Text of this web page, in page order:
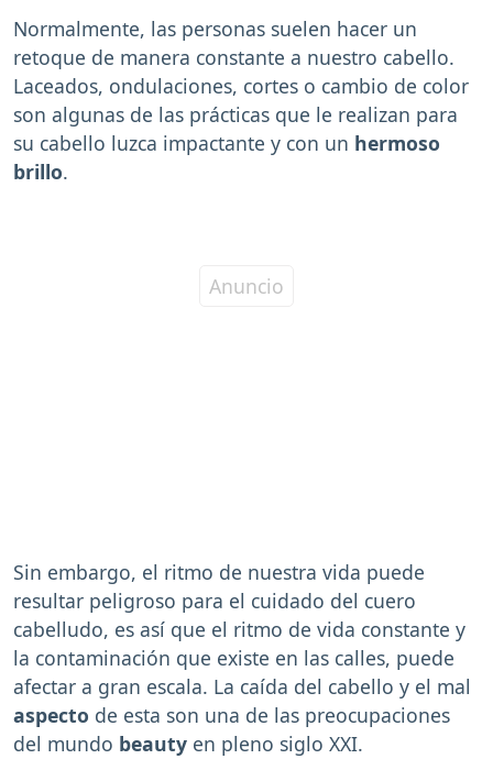
Normalmente, las personas suelen hacer un
retoque de manera constante a nuestro cabello.
Laceados, ondulaciones, cortes o cambio de color
son algunas de las prácticas que le realizan para
su cabello luzca impactante y con un hermoso
brillo.
Sin embargo, el ritmo de nuestra vida puede
resultar peligroso para el cuidado del cuero
cabelludo, es así que el ritmo de vida constante y
la contaminación que existe en las calles, puede
afectar a gran escala. La caída del cabello y el mal
aspecto de esta son una de las preocupaciones
del mundo beauty en pleno siglo XXI.